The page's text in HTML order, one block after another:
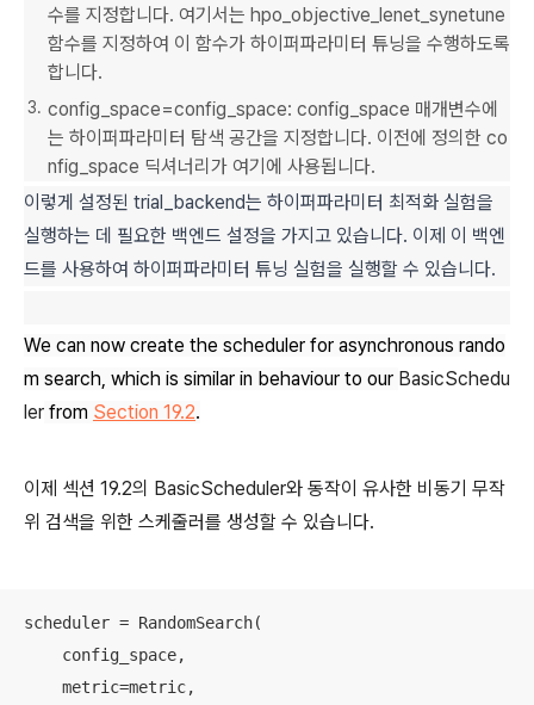
수를 지정합니다. 여기서는 hpo_objective_lenet_synetune
함수를 지정하여 이 함수가 하이퍼파라미터 튜닝을 수행하도록
합니다.
config_space=config_space: config_space 매개변수에
는 하이퍼파라미터 탐색 공간을 지정합니다. 이전에 정의한 co
nfig_space 딕셔너리가 여기에 사용됩니다.
이렇게 설정된 trial_backend는 하이퍼파라미터 최적화 실험을
실행하는 데 필요한 백엔드 설정을 가지고 있습니다. 이제 이 백엔
드를 사용하여 하이퍼파라미터 튜닝 실험을 실행할 수 있습니다.
We can now create the scheduler for asynchronous rando
m search, which is similar in behaviour to our BasicSchedu
ler from Section 19.2.
이제 섹션 19.2의 BasicScheduler와 동작이 유사한 비동기 무작
위 검색을 위한 스케줄러를 생성할 수 있습니다.
scheduler = RandomSearch(
    config_space,
    metric=metric,